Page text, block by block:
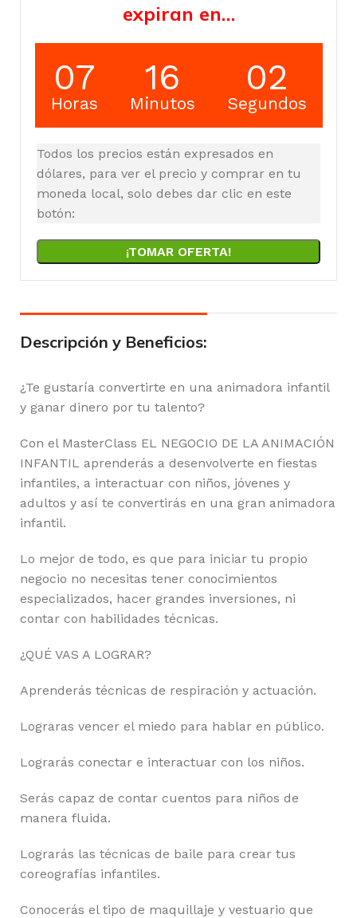
expiran en…
07
Horas
16
Minutos
01
Segundos
Todos los precios están expresados en
dólares, para ver el precio y comprar en tu
moneda local, solo debes dar clic en este
botón:
¡TOMAR OFERTA!
Descripción y Beneficios:
¿Te gustaría convertirte en una animadora infantil
y ganar dinero por tu talento?
Con el MasterClass EL NEGOCIO DE LA ANIMACIÓN
INFANTIL aprenderás a desenvolverte en fiestas
infantiles, a interactuar con niños, jóvenes y
adultos y así te convertirás en una gran animadora
infantil.
Lo mejor de todo, es que para iniciar tu propio
negocio no necesitas tener conocimientos
especializados, hacer grandes inversiones, ni
contar con habilidades técnicas.
¿QUÉ VAS A LOGRAR?
Aprenderás técnicas de respiración y actuación.
Lograras vencer el miedo para hablar en público.
Lograrás conectar e interactuar con los niños.
Serás capaz de contar cuentos para niños de
manera fluida.
Lograrás las técnicas de baile para crear tus
coreografías infantiles.
Conocerás el tipo de maquillaje y vestuario que